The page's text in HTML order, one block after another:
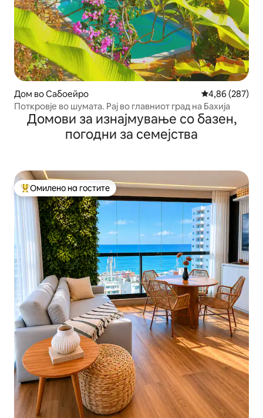
Дом во Сабоейро Просечна
4,86 (287)
Поткровје во шумата. Рај во главниот град на Бахија
Домови за изнајмување со базен,
погодни за семејства
Меѓу најуспешните „Омилени на гостите“
Омилено на гостите